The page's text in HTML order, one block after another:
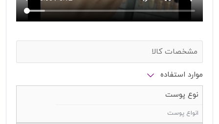
مشخصات کالا
موارد استفاده
نوع پوست
انواع پوست